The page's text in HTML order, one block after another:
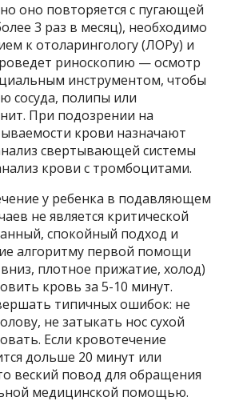
оно повторяется с пугающей
3 раз в месяц), необходимо
к отоларингологу (ЛОРу) и
риноскопию — осмотр
инструментом, чтобы
сосуда, полипы или
При подозрении на
крови назначают
свертывающей системы
крови с тромбоцитами.
у ребенка в подавляющем
не является критической
спокойный подход и
алгоритму первой помощи
плотное прижатие, холод)
кровь за 5-10 минут.
типичных ошибок: не
не затыкать нос сухой
Если кровотечение
дольше 20 минут или
веский повод для обращения
медицинской помощью.